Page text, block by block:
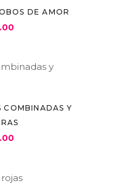
DE AMOR
COMBINADAS Y